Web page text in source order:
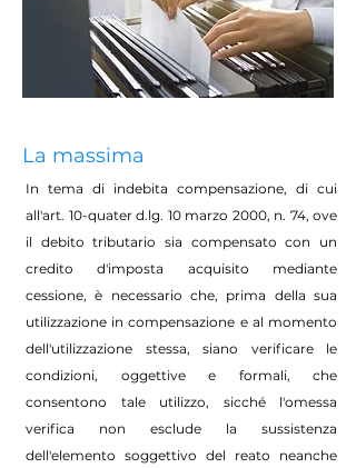
La massima
In tema di indebita compensazione, di cui
all'art. 10-quater d.lg. 10 marzo 2000, n. 74, ove
il debito tributario sia compensato con un
credito d'imposta acquisito mediante
cessione, è necessario che, prima della sua
utilizzazione in compensazione e al momento
dell'utilizzazione stessa, siano verificare le
condizioni, oggettive e formali, che
consentono tale utilizzo, sicché l'omessa
verifica non esclude la sussistenza
dell'elemento soggettivo del reato neanche